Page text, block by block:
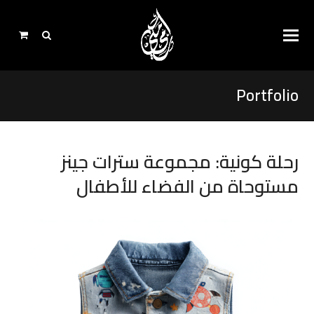
Portfolio
رحلة كونية: مجموعة سترات جينز
مستوحاة من الفضاء للأطفال